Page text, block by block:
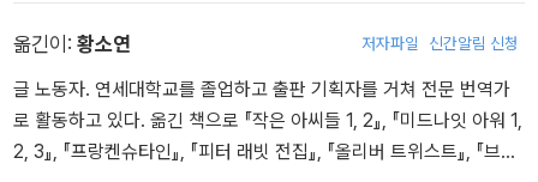
이 권리로 여기는 걸 나는 호의로 받아들였어.˝
계속해서 소설, 희곡 등을 쓰다가 1907~1908년 희곡 네 편이 런던
의 극장 네 곳에서 동시에 상연되면서 이름을 떨쳤다. 1915년 1차 세
계대전 직전에 완성한 《인간의 굴레》는 작가가 고독한 청소년 시절을
거쳐 유미주의적 인생관을 확립하기까지 정신적 발자취를 더듬은 자
서전적 대작이었으나 출간 당시에는 인정을 받지 못했다. 그의 유미
옮긴이: 황소연 저자파일 신간알림 신청
글 노동자. 연세대학교를 졸업하고 출판 기획자를 거쳐 전문 번역가
로 활동하고 있다. 옮긴 책으로 『작은 아씨들 1, 2』, 『미드나잇 아워 1,
2, 3』, 『프랑켄슈타인』, 『피터 래빗 전집』, 『올리버 트위스트』, 『브루